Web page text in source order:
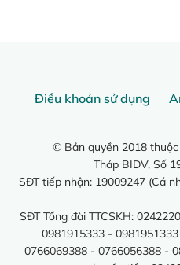
Điều khoản sử dụng
© Bản quyền 2018
Tháp BIDV, Số
SĐT tiếp nhận: 19009247 (Cá
SĐT Tổng đài TTCSKH:
0981915333 -
0766069388 - 0766056388 -